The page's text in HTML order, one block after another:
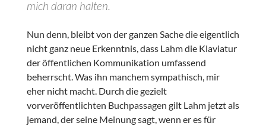
mich daran halten.
Nun denn, bleibt von der ganzen Sache die eigentlich
nicht ganz neue Erkenntnis, dass Lahm die Klaviatur
der öffentlichen Kommunikation umfassend
beherrscht. Was ihn manchem sympathisch, mir
eher nicht macht. Durch die gezielt
vorveröffentlichten Buchpassagen gilt Lahm jetzt als
jemand, der seine Meinung sagt, wenn er es für